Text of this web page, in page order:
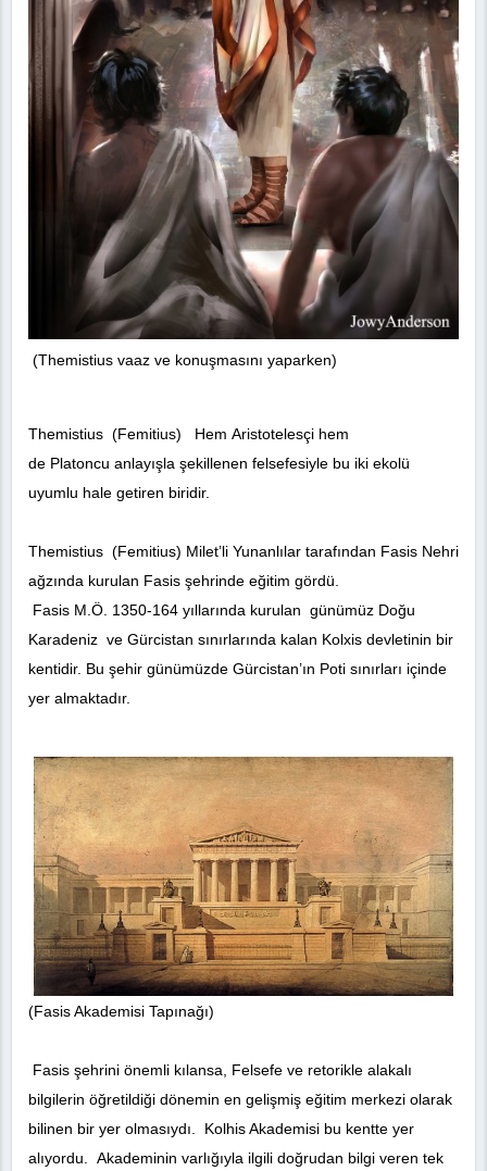
(Themistius vaaz ve konuşmasını yaparken)
Themistius (Femitius) Hem Aristotelesçi hem
de Platoncu anlayışla şekillenen felsefesiyle bu iki ekolü
uyumlu hale getiren biridir.
Themistius (Femitius) Milet’li Yunanlılar tarafından Fasis Nehri
ağzında kurulan Fasis şehrinde eğitim gördü.
Fasis M.Ö. 1350-164 yıllarında kurulan günümüz Doğu
Karadeniz ve Gürcistan sınırlarında kalan Kolxis devletinin bir
kentidir. Bu şehir günümüzde Gürcistan’ın Poti sınırları içinde
yer almaktadır.
(Fasis Akademisi Tapınağı)
Fasis şehrini önemli kılansa, Felsefe ve retorikle alakalı
bilgilerin öğretildiği dönemin en gelişmiş eğitim merkezi olarak
bilinen bir yer olmasıydı. Kolhis Akademisi bu kentte yer
alıyordu. Akademinin varlığıyla ilgili doğrudan bilgi veren tek